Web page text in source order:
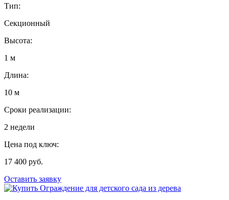
Тип:
Секционный
Высота:
1 м
Длина:
10 м
Сроки реализации:
2 недели
Цена под ключ:
17 400 руб.
Оставить заявку